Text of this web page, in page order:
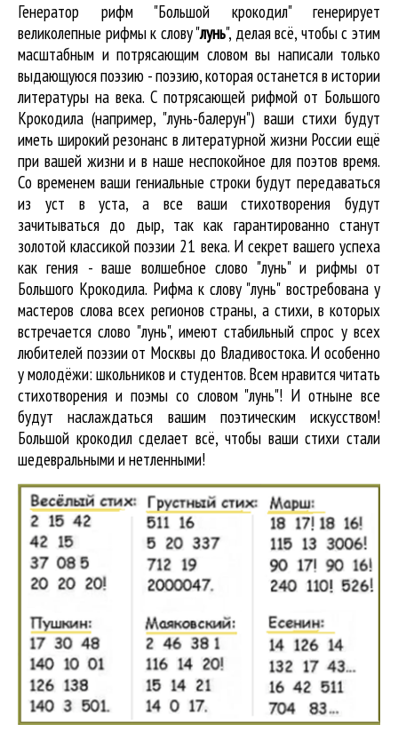
Генератор рифм "Большой крокодил" генерирует
великолепные рифмы к слову "лунь", делая всё, чтобы с этим
масштабным и потрясающим словом вы написали только
выдающуюся поэзию - поэзию, которая останется в истории
литературы на века. С потрясающей рифмой от Большого
Крокодила (например, "лунь-балерун") ваши стихи будут
иметь широкий резонанс в литературной жизни России ещё
при вашей жизни и в наше неспокойное для поэтов время.
Со временем ваши гениальные строки будут передаваться
из уст в уста, а все ваши стихотворения будут
зачитываться до дыр, так как гарантированно станут
золотой классикой поэзии 21 века. И секрет вашего успеха
как гения - ваше волшебное слово "лунь" и рифмы от
Большого Крокодила. Рифма к слову "лунь" востребована у
мастеров слова всех регионов страны, а стихи, в которых
встречаетсяслово "лунь", имеют стабильный спрос у всех
любителей поэзии от Москвы до Владивостока. И особенно
у молодёжи: школьников и студентов. Всем нравится читать
стихотворения и поэмы со словом "лунь"! И отныне все
будут наслаждаться вашим поэтическим искусством!
Большой крокодил cделает всё, чтобы ваши стихи стали
шедевральными и нетленными!